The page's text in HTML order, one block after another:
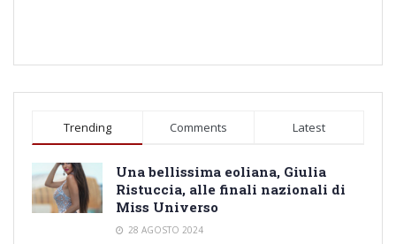
Trending Comments Latest
Una bellissima eoliana, Giulia
Ristuccia, alle finali nazionali di
Miss Universo
28 AGOSTO 2024